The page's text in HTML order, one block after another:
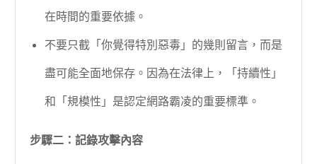
在時間的重要依據。
不要只截「你覺得特別惡毒」的幾則留言，而是
盡可能全面地保存。因為在法律上，「持續性」
和「規模性」是認定網路霸凌的重要標準。
步驟二：記錄攻擊內容